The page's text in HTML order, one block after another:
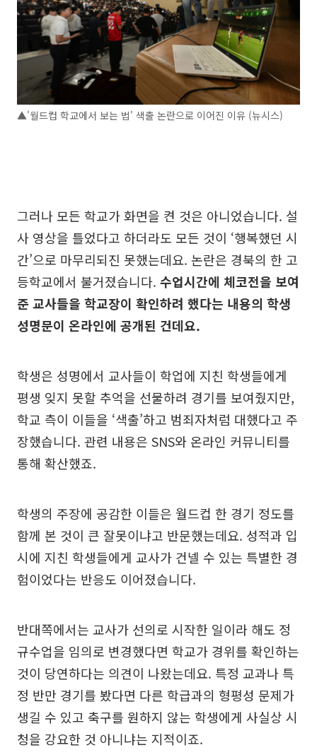
▲'월드컵 학교에서 보는 법' 색출 논란으로 이어진 이유 (뉴시스)
그러나 모든 학교가 화면을 켠 것은 아니었습니다. 설
사 영상을 틀었다고 하더라도 모든 것이 ‘행복했던 시
간’으로 마무리되진 못했는데요. 논란은 경북의 한 고
등학교에서 불거졌습니다. 수업시간에 체코전을 보여
준 교사들을 학교장이 확인하려 했다는 내용의 학생
성명문이 온라인에 공개된 건데요.
학생은 성명에서 교사들이 학업에 지친 학생들에게
평생 잊지 못할 추억을 선물하려 경기를 보여줬지만,
학교 측이 이들을 ‘색출’하고 범죄자처럼 대했다고 주
장했습니다. 관련 내용은 SNS와 온라인 커뮤니티를
통해 확산했죠.
학생의 주장에 공감한 이들은 월드컵 한 경기 정도를
함께 본 것이 큰 잘못이냐고 반문했는데요. 성적과 입
시에 지친 학생들에게 교사가 건넬 수 있는 특별한 경
험이었다는 반응도 이어졌습니다.
반대쪽에서는 교사가 선의로 시작한 일이라 해도 정
규수업을 임의로 변경했다면 학교가 경위를 확인하는
것이 당연하다는 의견이 나왔는데요. 특정 교과나 특
정 반만 경기를 봤다면 다른 학급과의 형평성 문제가
생길 수 있고 축구를 원하지 않는 학생에게 사실상 시
청을 강요한 것 아니냐는 지적이죠.